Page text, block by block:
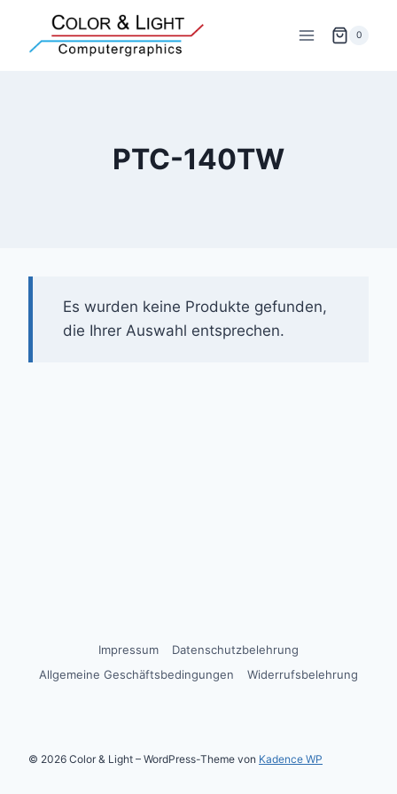
springen
0
PTC-140TW
Es wurden keine Produkte gefunden,
die Ihrer Auswahl entsprechen.
Impressum
Datenschutzbelehrung
Allgemeine Geschäftsbedingungen
Widerrufsbelehrung
© 2026 Color & Light – WordPress-Theme von Kadence WP